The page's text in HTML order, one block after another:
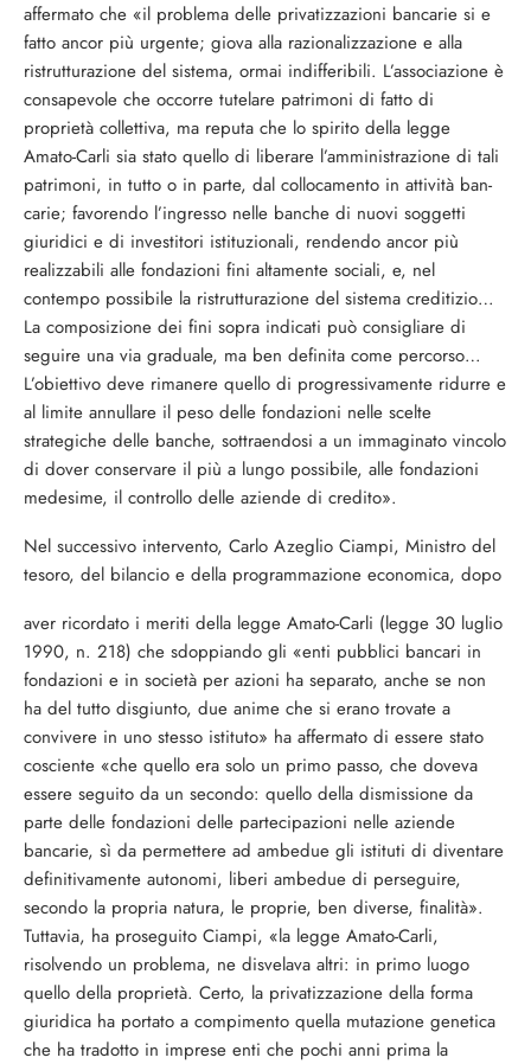
af­fermato che «il problema delle privatizza­zioni bancarie si e
fatto ancor più urgente; giova alla razionalizzazione e alla
ristruttu­razione del sistema, ormai indifferibili. L’associazione è
consapevole che occorre tutelare patrimoni di fatto di
proprietà col­lettiva, ma reputa che lo spirito della legge
Amato-Carli sia stato quello di liberare l’amministrazione di tali
patrimoni, in tutto o in parte, dal collocamento in attività ban­
carie; favorendo l’ingresso nelle banche di nuovi soggetti
giuridici e di investitori isti­tuzionali, rendendo ancor più
realizzabili alle fondazioni fini altamente sociali, e, nel
contempo possibile la ristrutturazione del sistema creditizio…
La composizione dei fi­ni sopra indicati può consigliare di
seguire una via graduale, ma ben definita come percorso…
L’obiettivo deve rimanere quello di progressivamente ridurre e
al limite an­nullare il peso delle fondazioni nelle scelte
strategiche delle banche, sottraendosi a un immaginato vincolo
di dover conservare il più a lungo possibile, alle fondazioni
mede­sime, il controllo delle aziende di credito».
Nel successivo intervento, Carlo Azeglio Ciampi, Ministro del
tesoro, del bilancio e della programmazione economica, dopo
aver ricordato i meriti della legge Ama­to-Carli (legge 30 luglio
1990, n. 218) che sdoppiando gli «enti pubblici bancari in
fondazioni e in società per azioni ha sepa­rato, anche se non
ha del tutto disgiunto, due anime che si erano trovate a
convivere in uno stesso istituto» ha affermato di esse­re stato
cosciente «che quello era solo un primo passo, che doveva
essere seguito da un secondo: quello della dismissione da
parte delle fondazioni delle partecipazioni nelle aziende
bancarie, sì da permettere ad ambedue gli istituti di diventare
definitiva­mente autonomi, liberi ambedue di perse­guire,
secondo la propria natura, le proprie, ben diverse, finalità».
Tuttavia, ha prosegui­to Ciampi, «la legge Amato-Carli,
risolvendo un problema, ne disvelava altri: in primo luogo
quello della proprietà. Certo, la priva­tizzazione della forma
giuridica ha portato a compimento quella mutazione genetica
che ha tradotto in imprese enti che pochi anni prima la